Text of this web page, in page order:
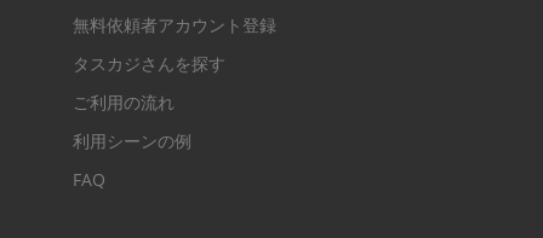
無料依頼者アカウント登録
タスカジさんを探す
ご利用の流れ
利用シーンの例
FAQ